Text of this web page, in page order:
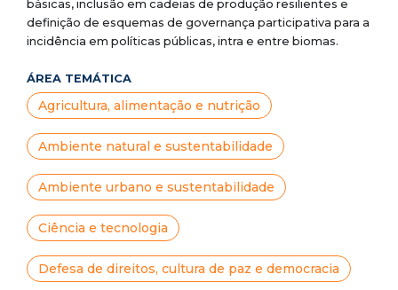
básicas, inclusão em cadeias de produção resilientes e
definição de esquemas de governança participativa para a
incidência em políticas públicas, intra e entre biomas.
ÁREA TEMÁTICA
Agricultura, alimentação e nutrição
Ambiente natural e sustentabilidade
Ambiente urbano e sustentabilidade
Ciência e tecnologia
Defesa de direitos, cultura de paz e democracia